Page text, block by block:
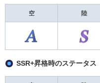
空 陸
SSR+昇格時のステータス